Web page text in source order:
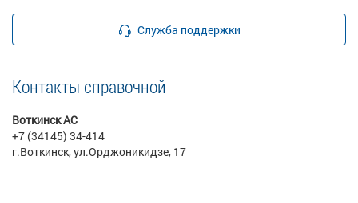
Служба поддержки
Контакты справочной
Воткинск АС
+7 (34145) 34-414
г.Воткинск, ул.Орджоникидзе, 17